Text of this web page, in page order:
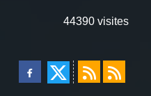
44390 visites